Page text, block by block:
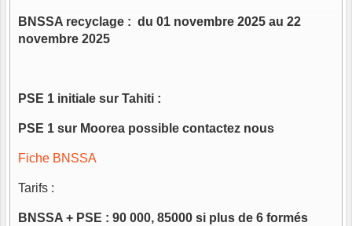
BNSSA recyclage : du 01 novembre 2025 au 22
novembre 2025
PSE 1 initiale sur Tahiti :
PSE 1 sur Moorea possible contactez nous
Fiche BNSSA
Tarifs :
BNSSA + PSE : 90 000, 85000 si plus de 6 formés